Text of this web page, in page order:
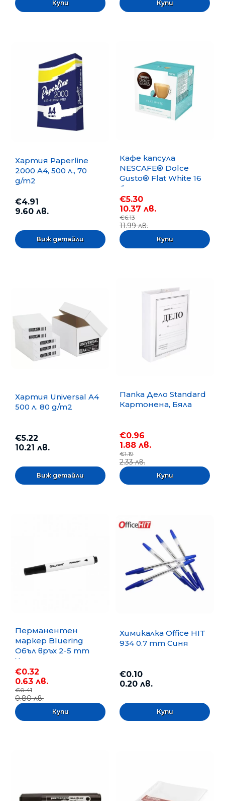
Хартия Paperline
2000 A4, 500 л., 70
g/m2
€4.91
9.60 лв.
Виж детайли
Кафе капсула
NESCAFE® Dolce
Gusto® Flat White 16
бр.
€5.30
10.37 лв.
€6.13
11.99 лв.
Хартия Universal A4
500 л. 80 g/m2
€5.22
10.21 лв.
Виж детайли
Папка Дело Standard
Картонена, Бяла
€0.96
1.88 лв.
€1.19
2.33 лв.
Перманентен
маркер Bluering
Объл връх 2-5 mm
Черен
€0.32
0.63 лв.
€0.41
0.80 лв.
Химикалка Office HIT
934 0.7 mm Синя
€0.10
0.20 лв.